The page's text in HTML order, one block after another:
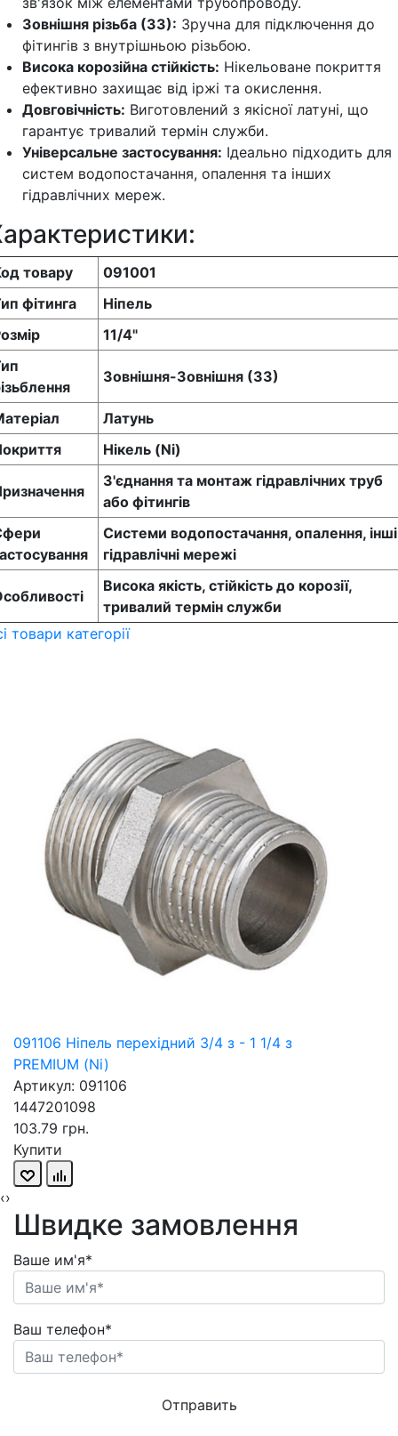
Зовнішня різьба (ЗЗ): Зручна для підключення до
фітингів з внутрішньою різьбою.
Висока корозійна стійкість: Нікельоване покриття
ефективно захищає від іржі та окислення.
Довговічність: Виготовлений з якісної латуні, що
гарантує тривалий термін служби.
Універсальне застосування: Ідеально підходить для
систем водопостачання, опалення та інших
гідравлічних мереж.
товару
091001
фітинга
Ніпель
11/4"
Зовнішня-Зовнішня (ЗЗ)
Латунь
Нікель (Ni)
З'єднання та монтаж гідравлічних труб
або фітингів
Системи водопостачання, опалення, інші
гідравлічні мережі
Висока якість, стійкість до корозії,
тривалий термін служби
товари категорії
091106 Ніпель перехідний 3/4 з - 1 1/4 з
PREMIUM (Ni)
Артикул: 091106
1447201098
103.79 грн.
Купити
‹›
Швидке замовлення
Ваше им'я*
Ваш телефон*